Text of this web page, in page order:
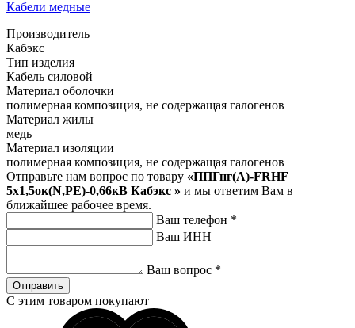
Кабели медные
Производитель
Кабэкс
Тип изделия
Кабель силовой
Материал оболочки
полимерная композиция, не содержащая галогенов
Материал жилы
медь
Материал изоляции
полимерная композиция, не содержащая галогенов
Отправьте нам вопрос по товару «ППГнг(А)-FRHF
5х1,5ок(N,PE)-0,66кВ Кабэкс » и мы ответим Вам в
ближайшее рабочее время.
Ваш телефон *
Ваш ИНН
Ваш вопрос *
Отправить
С этим товаром покупают